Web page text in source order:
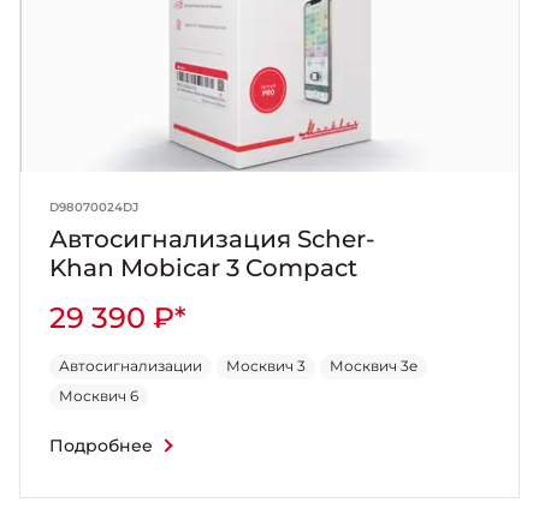
D98070024DJ
Автосигнализация Scher-
Khan Mobicar 3 Compact
29 390 ₽*
Автосигнализации Москвич 3
Москвич 3e
Москвич 6
Подробнее